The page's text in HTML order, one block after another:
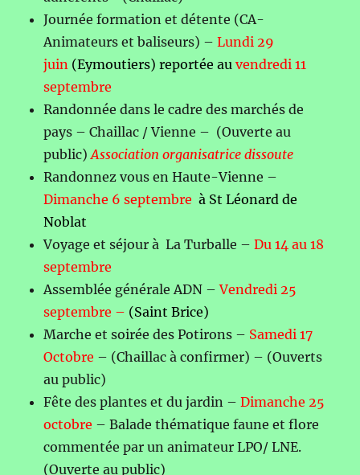
Journée formation et détente (CA-
Animateurs et baliseurs) –Lundi 29
juin (Eymoutiers) reportée auvendredi 11
septembre
Randonnée dans le cadre des marchés de
pays – Chaillac / Vienne – (Ouverte au
public)Association organisatrice dissoute
Randonnez vous en Haute-Vienne –
Dimanche 6 septembreà St Léonard de
Noblat
Voyage et séjour à La Turballe –Du 14 au 18
septembre
Assemblée générale ADN –Vendredi 25
septembre – (Saint Brice)
Marche et soirée des Potirons – Samedi 17
Octobre – (Chaillac à confirmer) – (Ouverts
au public)
Fête des plantes et du jardin –Dimanche 25
octobre – Balade thématique faune et flore
commentée par un animateur LPO/ LNE.
(Ouverte au public)